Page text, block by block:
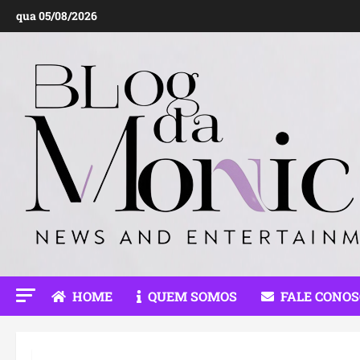
para
conteúdo
qua 05/08/2026
HOME QUEM SOMOS FALE